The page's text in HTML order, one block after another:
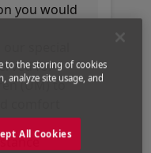
you would
for
(UM) to
to the storing of cookies
analyze site usage, and
All Cookies